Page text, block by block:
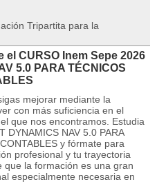
Tripartita para la
CURSO Inem Sepe 2026
5.0 PARA TÉCNICOS
mejorar mediante la
con más suficiencia en el
que nos encontramos. Estudia
DYNAMICS NAV 5.0 PARA
y fórmate para
profesional y tu trayectoria
que la formación es una gran
especialmente necesaria en